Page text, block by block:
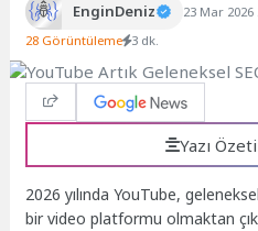
EnginDeniz 23 Mar 2026
28 Görüntüleme 3 dk.
Yazı
2026 yılında YouTube,
bir video platformu olmaktan